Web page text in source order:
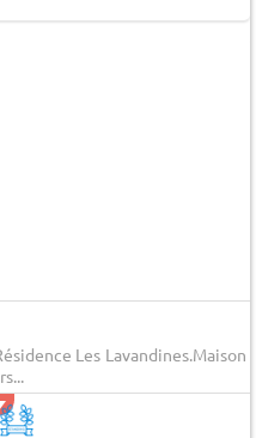
Les Lavandines.Maison